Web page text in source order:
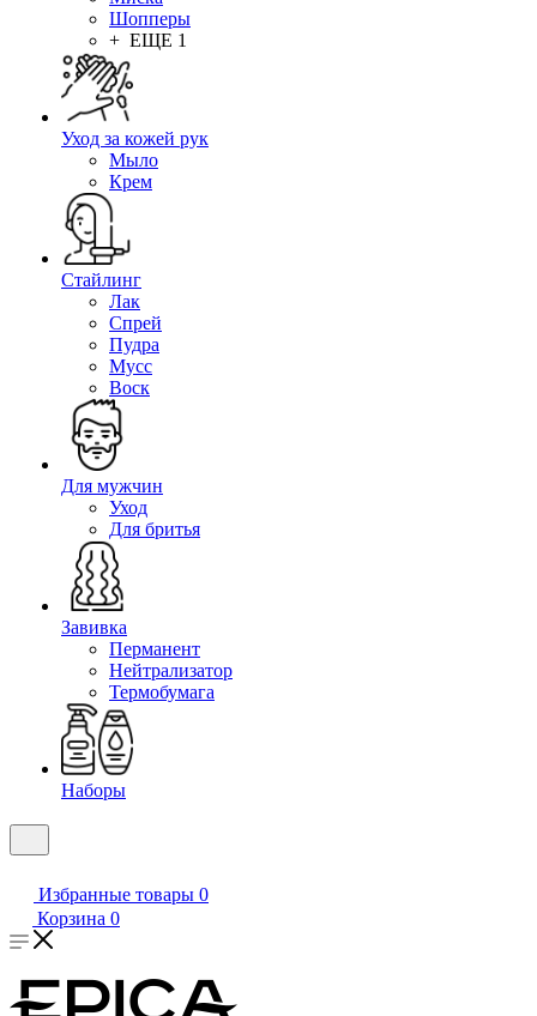
Шопперы
+ ЕЩЕ 1
Уход за кожей рук
Мыло
Крем
Стайлинг
Лак
Спрей
Пудра
Мусс
Воск
Для мужчин
Уход
Для бритья
Завивка
Перманент
Нейтрализатор
Термобумага
Наборы
Избранные товары 0
Корзина 0